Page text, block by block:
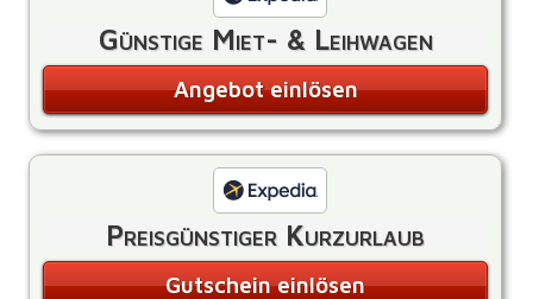
Günstige Miet- & Leihwagen
Angebot einlösen
Preisgünstiger Kurzurlaub
Gutschein einlösen